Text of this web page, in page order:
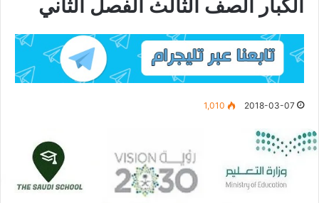
الكبار الصف الثالث الفصل الثاني
2018-03-07
1,010